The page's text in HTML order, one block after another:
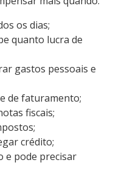
os dias;
quanto lucra de
gastos pessoais e
de faturamento;
fiscais;
crédito;
e pode precisar